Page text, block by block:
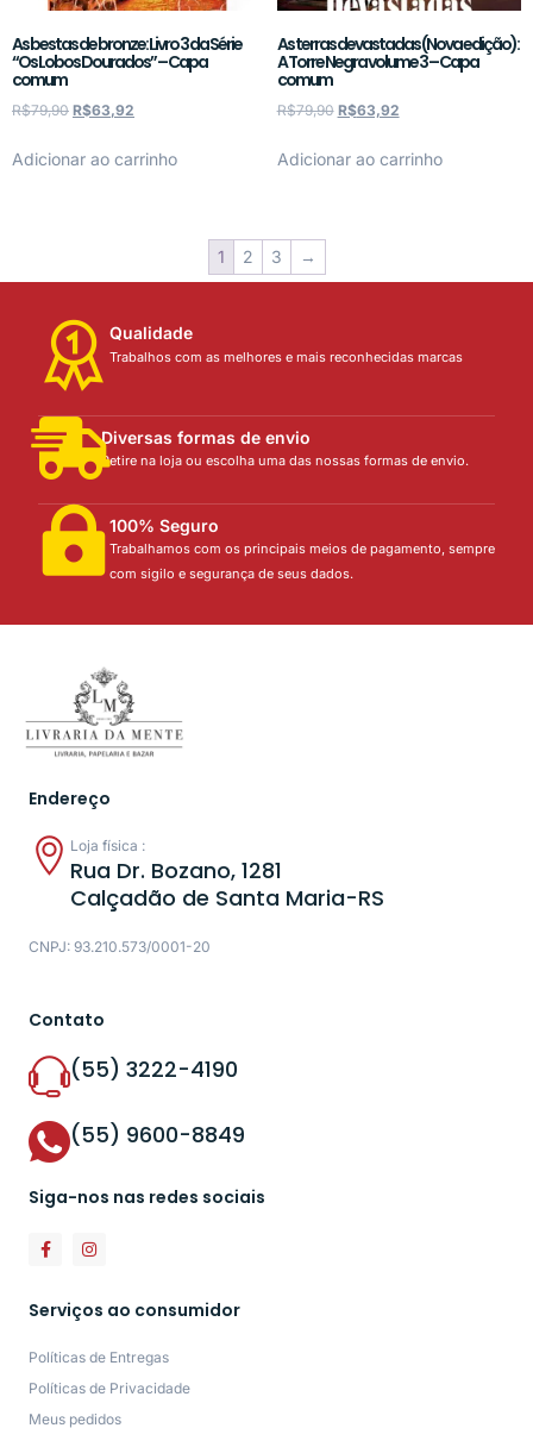
As bestas de bronze: Livro 3 da Série
“Os Lobos Dourados” – Capa
comum
R$79,90 R$63,92
Adicionar ao carrinho
As terras devastadas (Nova edição):
A Torre Negra volume 3 – Capa
comum
R$79,90 R$63,92
Adicionar ao carrinho
1 2 3 →
Qualidade
Trabalhos com as melhores e mais reconhecidas marcas
Diversas formas de envio
Retire na loja ou escolha uma das nossas formas de envio.
100% Seguro
Trabalhamos com os principais meios de pagamento, sempre
com sigilo e segurança de seus dados.
Endereço
Loja física :
Rua Dr. Bozano, 1281
Calçadão de Santa Maria-RS
CNPJ: 93.210.573/0001-20
Contato
(55) 3222-4190
(55) 9600-8849
Siga-nos nas redes sociais
Serviços ao consumidor
Políticas de Entregas
Políticas de Privacidade
Meus pedidos